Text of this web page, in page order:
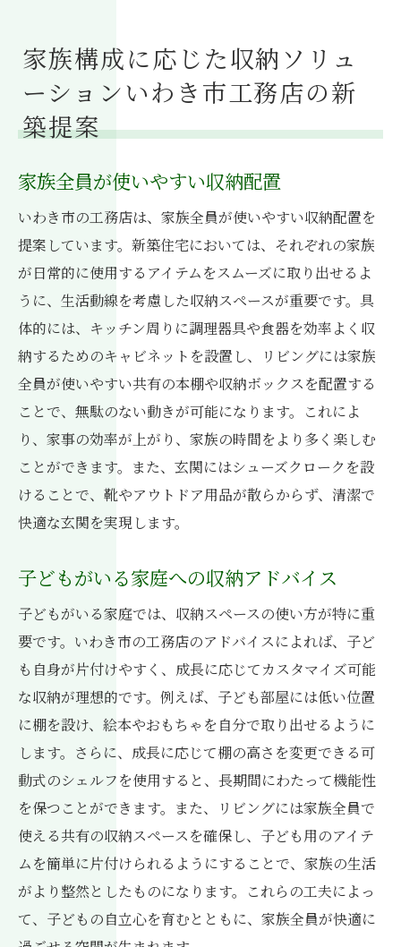
家族構成に応じた収納ソリュ
ーションいわき市工務店の新
築提案
家族全員が使いやすい収納配置
いわき市の工務店は、家族全員が使いやすい収納配置を
提案しています。新築住宅においては、それぞれの家族
が日常的に使用するアイテムをスムーズに取り出せるよ
うに、生活動線を考慮した収納スペースが重要です。具
体的には、キッチン周りに調理器具や食器を効率よく収
納するためのキャビネットを設置し、リビングには家族
全員が使いやすい共有の本棚や収納ボックスを配置する
ことで、無駄のない動きが可能になります。これによ
り、家事の効率が上がり、家族の時間をより多く楽しむ
ことができます。また、玄関にはシューズクロークを設
けることで、靴やアウトドア用品が散らからず、清潔で
快適な玄関を実現します。
子どもがいる家庭への収納アドバイス
子どもがいる家庭では、収納スペースの使い方が特に重
要です。いわき市の工務店のアドバイスによれば、子ど
も自身が片付けやすく、成長に応じてカスタマイズ可能
な収納が理想的です。例えば、子ども部屋には低い位置
に棚を設け、絵本やおもちゃを自分で取り出せるように
します。さらに、成長に応じて棚の高さを変更できる可
動式のシェルフを使用すると、長期間にわたって機能性
を保つことができます。また、リビングには家族全員で
使える共有の収納スペースを確保し、子ども用のアイテ
ムを簡単に片付けられるようにすることで、家族の生活
がより整然としたものになります。これらの工夫によっ
て、子どもの自立心を育むとともに、家族全員が快適に